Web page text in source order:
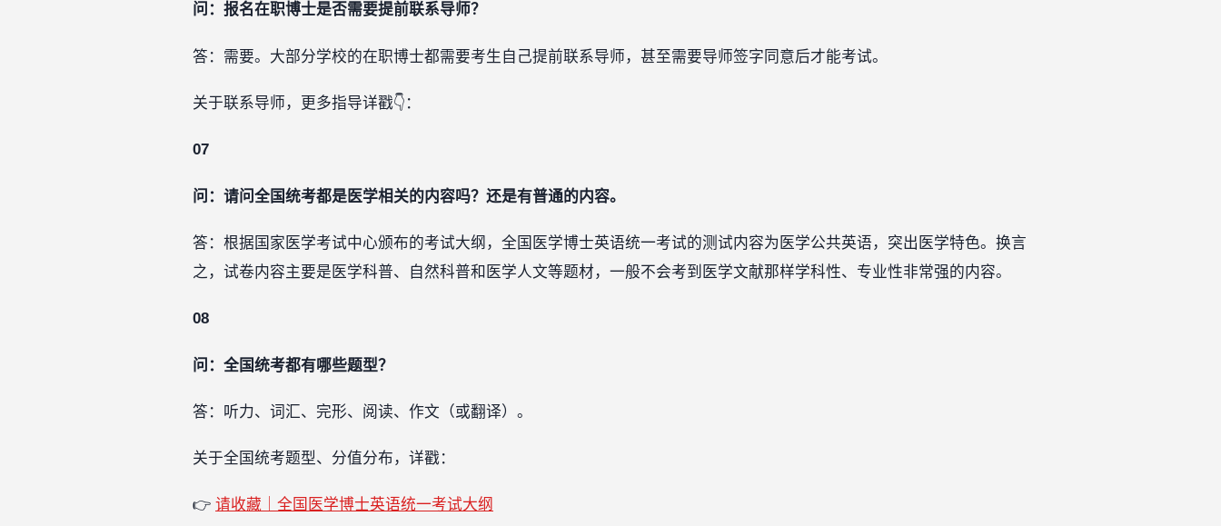
问：报名在职博士是否需要提前联系导师？
答：需要。大部分学校的在职博士都需要考生自己提前联系导师，甚至需要导师签字同意后才能考试。‍
关于联系导师，更多指导详戳👇：‍‍‍‍‍‍‍‍‍‍‍‍‍‍‍‍‍‍‍
07
问：请问全国统考都是医学相关的内容吗？还是有普通的内容。
答：根据国家医学考试中心颁布的考试大纲，全国医学博士英语统一考试的测试内容为医学公共英语，突出医学特色。换言
之，试卷内容主要是医学科普、自然科普和医学人文等题材，一般不会考到医学文献那样学科性、专业性非常强的内容。
08
问：全国统考都有哪些题型？
答：听力、词汇、完形、阅读、作文（或翻译）。
关于全国统考题型、分值分布，详戳：
👉 请收藏｜全国医学博士英语统一考试大纲